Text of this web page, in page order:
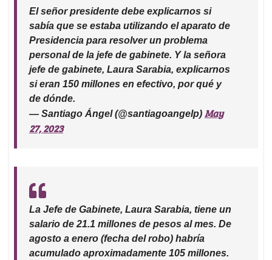
El señor presidente debe explicarnos si
sabía que se estaba utilizando el aparato de
Presidencia para resolver un problema
personal de la jefe de gabinete. Y la señora
jefe de gabinete, Laura Sarabia, explicarnos
si eran 150 millones en efectivo, por qué y
de dónde.
— Santiago Ángel (@santiagoangelp) May
27, 2023
La Jefe de Gabinete, Laura Sarabia, tiene un
salario de 21.1 millones de pesos al mes. De
agosto a enero (fecha del robo) habría
acumulado aproximadamente 105 millones.